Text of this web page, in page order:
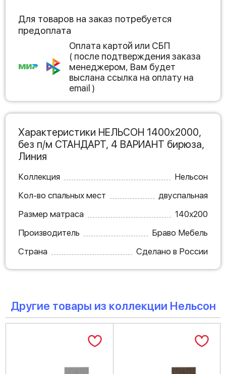
Для товаров на заказ потребуется
предоплата
Оплата картой или СБП
( после подтверждения заказа
менеджером, Вам будет
выслана ссылка на оплату на
email )
Характеристики НЕЛЬСОН 1400х2000,
без п/м СТАНДАРТ, 4 ВАРИАНТ бирюза,
Линия
Коллекция
Нельсон
Кол-во спальных мест
двуспальная
Размер матраса
140х200
Производитель
Браво Мебель
Страна
Сделано в России
Другие товары из коллекции Нельсон